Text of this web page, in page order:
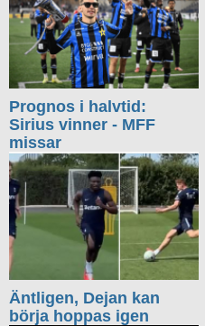
Prognos i halvtid:
Sirius vinner - MFF
missar
Äntligen, Dejan kan
börja hoppas igen